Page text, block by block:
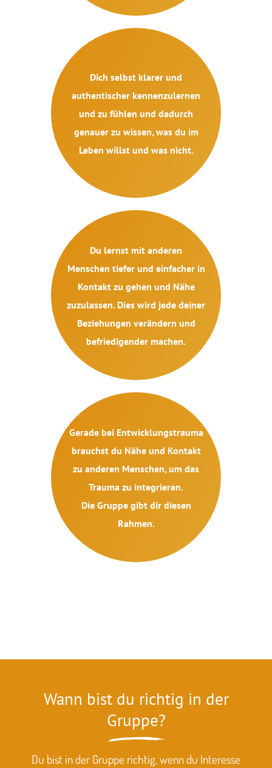
Dich selbst klarer und
authentischer kennenzulernen
und zu fühlen und dadurch
genauer zu wissen, was du im
Leben willst und was nicht.
Du lernst mit anderen
Menschen tiefer und einfacher in
Kontakt zu gehen und Nähe
zuzulassen. Dies wird jede deiner
Beziehungen verändern und
befriedigender machen.
Gerade bei Entwicklungstrauma
brauchst du Nähe und Kontakt
zu anderen Menschen, um das
Trauma zu integrieren.
Die Gruppe gibt dir diesen
Rahmen.
Wann bist du richtig in der
Gruppe?
Du bist in der Gruppe richtig, wenn du Interesse